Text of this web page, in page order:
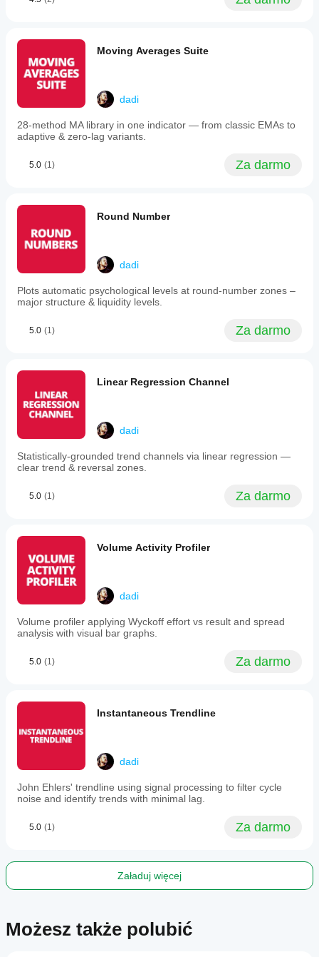
Moving Averages Suite
Trend Channel Moving Average
Narzędzia/Niestandardowe
Niestandardowe ramy czasowe
Świeca wyższego interwału
Zaawansowany kanał regresji
Liniowy kanał regresji
Regresja jądrowa Nadaraya-Watsona
Zmienność
Initial Balance
Trend Volatility Trail
Balance of Power
Price-Time Filtering
Waddah Attar Explosion
____________________________________________
____________________________________________
__
przeznaczony wyłącznie do analizy technicznej —
zawsze stosuj odpowiednie zarządzanie ryzykiem i
handluj odpowiedzialnie.
Jeśli masz sugestie, prośby o funkcje lub pomysły na
Twoja opinia pomaga ulepszyć wskaźnik dla
analysis,
allowing
higher
timeframe
be
displayed
lower
timeframe
two
modes:
traditional
stairstep
or
diagonal
trendlines
connecting
timeframe
based
projections
indicate
while
boundary
detection
signals
This
offers
a
cohesive
system
where
channel
slope
momentum
strength,
enabling
trend
direction,
shifts,
various
Forex,
Indices,
Moving Averages Suite
dadi
28-method MA library in one indicator — from classic EMAs to
adaptive & zero-lag variants.
5.0 (1) Za darmo
Round Number
dadi
Plots automatic psychological levels at round-number zones –
major structure & liquidity levels.
5.0 (1) Za darmo
Linear Regression Channel
dadi
Statistically-grounded trend channels via linear regression —
clear trend & reversal zones.
5.0 (1) Za darmo
Volume Activity Profiler
dadi
Volume profiler applying Wyckoff effort vs result and spread
analysis with visual bar graphs.
5.0 (1) Za darmo
Instantaneous Trendline
dadi
John Ehlers' trendline using signal processing to filter cycle
noise and identify trends with minimal lag.
5.0 (1) Za darmo
Załaduj więcej
Możesz także polubić